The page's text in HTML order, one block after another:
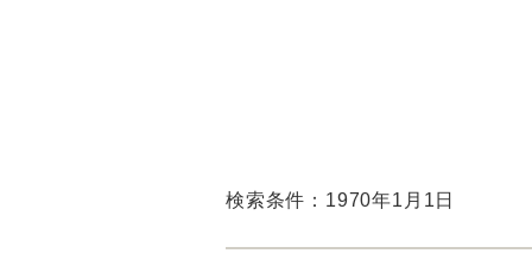
検索条件：1970年1月1日